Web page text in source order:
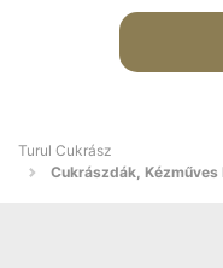
Turul Cukrász
Cukrászdák,